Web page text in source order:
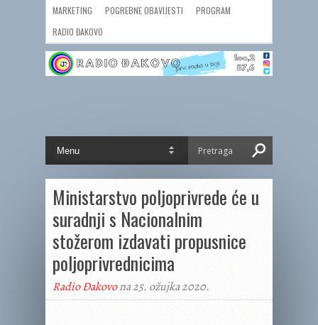
MARKETING POGREBNE OBAVIJESTI
PROGRAM
RADIO ĐAKOVO
Ministarstvo poljoprivrede će u
suradnji s Nacionalnim
stožerom izdavati propusnice
poljoprivrednicima
Radio Đakovona 25. ožujka 2020.